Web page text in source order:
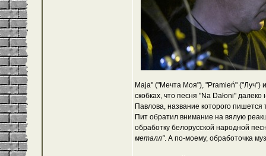
Maja" ("Мечта Моя"), "Pramień" ("Луч")
скобках, что песня "Na Dałoni"
Павлова, название которого пишется
Пит обратил внимание на вялую
обработку белорусской народной
металл". А по-моему, обработочка